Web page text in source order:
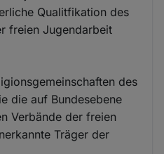
Qualitfikation des
freien Jugendarbeit
des
die auf Bundesebene
Verbände der freien
Träger der